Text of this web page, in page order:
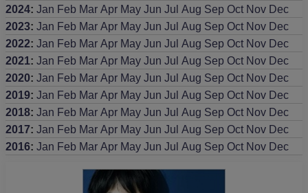
2024: Jan Feb Mar Apr May Jun Jul Aug Sep Oct Nov Dec
2023: Jan Feb Mar Apr May Jun Jul Aug Sep Oct Nov Dec
2022: Jan Feb Mar Apr May Jun Jul Aug Sep Oct Nov Dec
2021 : Jan Feb Mar Apr May Jun Jul Aug Sep Oct Nov Dec
2020: Jan Feb Mar Apr May Jun Jul Aug Sep Oct Nov Dec
2019: Jan Feb Mar Apr May Jun Jul Aug Sep Oct Nov Dec
2018: Jan Feb Mar Apr May Jun Jul Aug Sep Oct Nov Dec
2017: Jan Feb Mar Apr May Jun Jul Aug Sep Oct Nov Dec
2016: Jan Feb Mar Apr May Jun Jul Aug Sep Oct Nov Dec